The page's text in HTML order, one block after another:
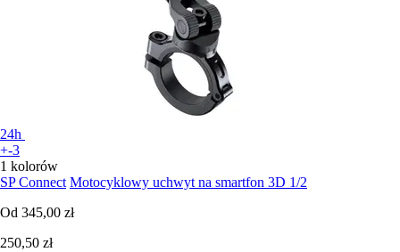
24h
+-3
1 kolorów
SP Connect Motocyklowy uchwyt na smartfon 3D 1/2
Od 345,00 zł
250,50 zł